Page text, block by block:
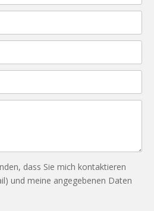
dass Sie mich kontaktieren
und meine angegebenen Daten